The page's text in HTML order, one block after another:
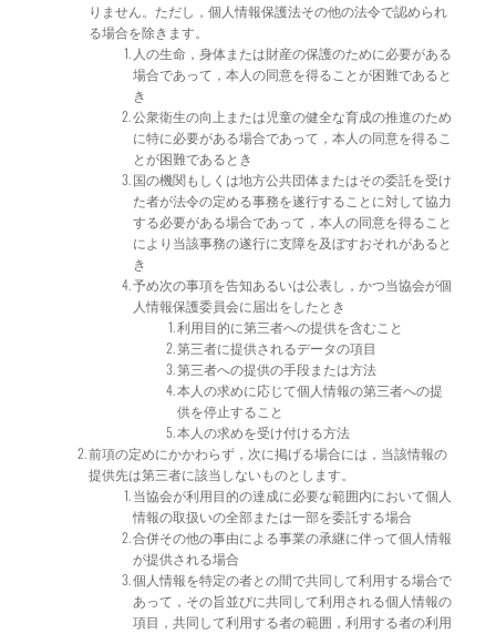
りません。ただし，個人情報保護法その他の法令で認められ
る場合を除きます。
人の生命，身体または財産の保護のために必要がある
場合であって，本人の同意を得ることが困難であると
き
公衆衛生の向上または児童の健全な育成の推進のため
に特に必要がある場合であって，本人の同意を得るこ
とが困難であるとき
国の機関もしくは地方公共団体またはその委託を受け
た者が法令の定める事務を遂行することに対して協力
する必要がある場合であって，本人の同意を得ること
により当該事務の遂行に支障を及ぼすおそれがあると
き
予め次の事項を告知あるいは公表し，かつ当協会が個
人情報保護委員会に届出をしたとき
利用目的に第三者への提供を含むこと
第三者に提供されるデータの項目
第三者への提供の手段または方法
本人の求めに応じて個人情報の第三者への提
供を停止すること
本人の求めを受け付ける方法
前項の定めにかかわらず，次に掲げる場合には，当該情報の
提供先は第三者に該当しないものとします。
当協会が利用目的の達成に必要な範囲内において個人
情報の取扱いの全部または一部を委託する場合
合併その他の事由による事業の承継に伴って個人情報
が提供される場合
個人情報を特定の者との間で共同して利用する場合で
あって，その旨並びに共同して利用される個人情報の
項目，共同して利用する者の範囲，利用する者の利用